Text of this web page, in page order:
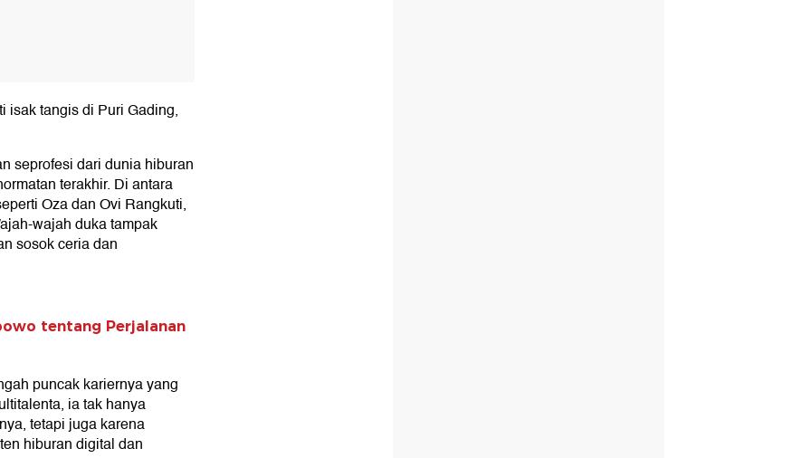
isak tangis di Puri Gading,
seprofesi dari dunia hiburan
terakhir. Di antara
Oza dan Ovi Rangkuti,
wajah duka tampak
sosok ceria dan
tentang Perjalanan
puncak kariernya yang
ia tak hanya
tetapi juga karena
hiburan digital dan